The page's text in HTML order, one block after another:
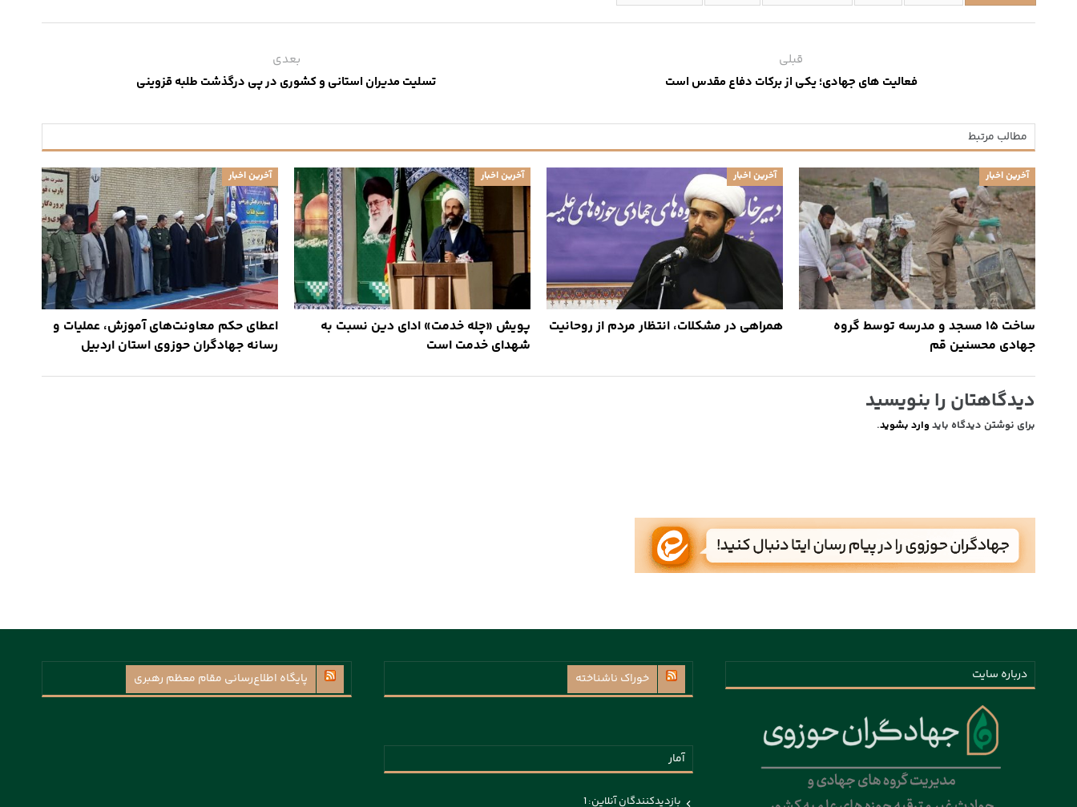
قبلی
فعالیت های جهادی؛ یکی از برکات دفاع مقدس است
بعدی
تسلیت مدیران استانی و کشوری در پی درگذشت طلبه قزوینی
مطالب مرتبط
آخرین اخبار
ساخت ۱۵ مسجد و مدرسه توسط گروه
جهادی محسنین قم
آخرین اخبار
همراهی در مشکلات، انتظار مردم از روحانیت
آخرین اخبار
پویش «چله خدمت» ادای دین نسبت به
شهدای خدمت است
آخرین اخبار
اعطای حکم معاونت‌های آموزش، عملیات و
رسانه جهادگران حوزوی استان اردبیل
دیدگاهتان را بنویسید
برای نوشتن دیدگاه باید وارد بشوید.
درباره سایت خوراک ناشناخته
آمار
بازدیدکنندگان آنلاین:1
پايگاه اطلاع‌رسانی مقام معظم رهبری